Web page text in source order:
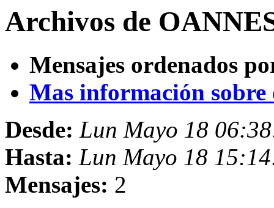
Archivos de
Mensajes ordenados
Mas información sobre
Desde: Lun Mayo 18
Hasta: Lun Mayo 18
Mensajes: 2